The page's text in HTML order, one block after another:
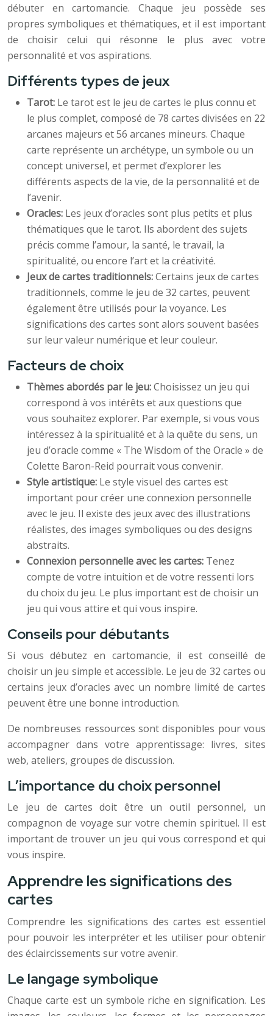
débuter en cartomancie. Chaque jeu possède ses
propres symboliques et thématiques, et il est important
de choisir celui qui résonne le plus avec votre
personnalité et vos aspirations.
Différents types de jeux
Tarot: Le tarot est le jeu de cartes le plus connu et
le plus complet, composé de 78 cartes divisées en 22
arcanes majeurs et 56 arcanes mineurs. Chaque
carte représente un archétype, un symbole ou un
concept universel, et permet d’explorer les
différents aspects de la vie, de la personnalité et de
l’avenir.
Oracles: Les jeux d’oracles sont plus petits et plus
thématiques que le tarot. Ils abordent des sujets
précis comme l’amour, la santé, le travail, la
spiritualité, ou encore l’art et la créativité.
Jeux de cartes traditionnels:Certains jeux de cartes
traditionnels, comme le jeu de 32 cartes, peuvent
également être utilisés pour la voyance. Les
significations des cartes sont alors souvent basées
sur leur valeur numérique et leur couleur.
Facteurs de choix
Thèmes abordés par le jeu:Choisissez un jeu qui
correspond à vos intérêts et aux questions que
vous souhaitez explorer. Par exemple, si vous vous
intéressez à la spiritualité et à la quête du sens, un
jeu d’oracle comme « The Wisdom of the Oracle » de
Colette Baron-Reid pourrait vous convenir.
Style artistique: Le style visuel des cartes est
important pour créer une connexion personnelle
avec le jeu. Il existe des jeux avec des illustrations
réalistes, des images symboliques ou des designs
abstraits.
Connexion personnelle avec les cartes: Tenez
compte de votre intuition et de votre ressenti lors
du choix du jeu. Le plus important est de choisir un
jeu qui vous attire et qui vous inspire.
Conseils pour débutants
Si vous débutez en cartomancie, il est conseillé de
choisir un jeu simple et accessible. Le jeu de 32 cartes ou
certains jeux d’oracles avec un nombre limité de cartes
peuvent être une bonne introduction.
De nombreuses ressources sont disponibles pour vous
accompagner dans votre apprentissage: livres, sites
web, ateliers, groupes de discussion.
L’importance du choix personnel
Le jeu de cartes doit être un outil personnel, un
compagnon de voyage sur votre chemin spirituel. Il est
important de trouver un jeu qui vous correspond et qui
vous inspire.
Apprendre les significations des
cartes
Comprendre les significations des cartes est essentiel
pour pouvoir les interpréter et les utiliser pour obtenir
des éclaircissements sur votre avenir.
Le langage symbolique
Chaque carte est un symbole riche en signification. Les